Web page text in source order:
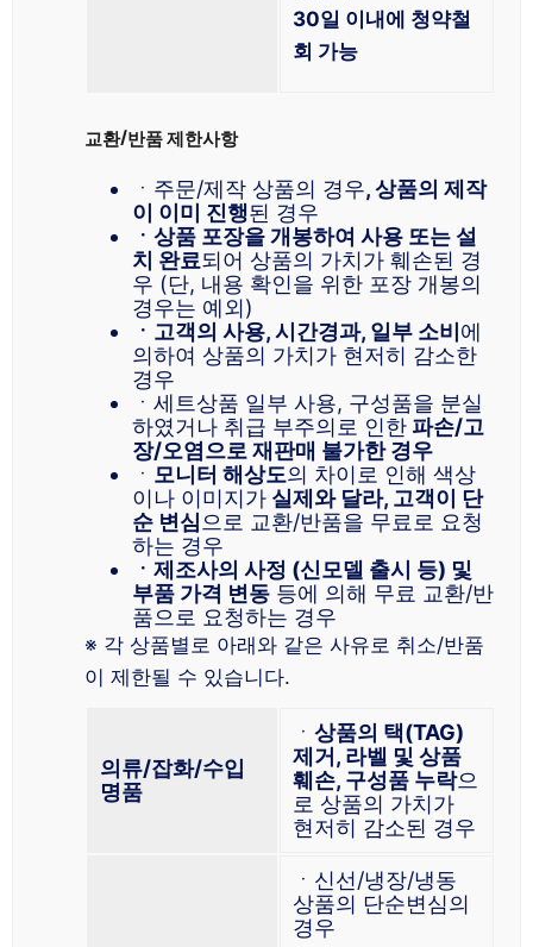
30일 이내에 청약철
회 가능
교환/반품 제한사항
ㆍ주문/제작 상품의 경우, 상품의 제작
이 이미 진행된 경우
ㆍ상품 포장을 개봉하여 사용 또는 설
치 완료되어 상품의 가치가 훼손된 경
우 (단, 내용 확인을 위한 포장 개봉의
경우는 예외)
ㆍ고객의 사용, 시간경과, 일부 소비에
의하여 상품의 가치가 현저히 감소한
경우
ㆍ세트상품 일부 사용, 구성품을 분실
하였거나 취급 부주의로 인한 파손/고
장/오염으로 재판매 불가한 경우
ㆍ 모니터 해상도의 차이로 인해 색상
이나 이미지가 실제와 달라, 고객이 단
순 변심 으로 교환/반품을 무료로 요청
하는 경우
ㆍ제조사의 사정 (신모델 출시 등) 및
부품 가격 변동 등에 의해 무료 교환/반
품으로 요청하는 경우
※ 각 상품별로 아래와 같은 사유로 취소/반품
이 제한될 수 있습니다.
의류/잡화/수입
명품
ㆍ 상품의 택(TAG)
제거, 라벨 및 상품
훼손, 구성품 누락으
로 상품의 가치가
현저히 감소된 경우
ㆍ신선/냉장/냉동
상품의 단순변심의
경우